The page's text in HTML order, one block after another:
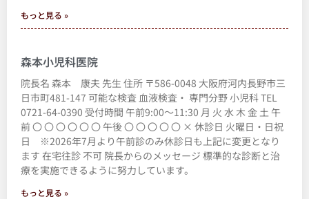
もっと見る »
森本小児科医院
院長名 森本 康夫 先生 住所 〒586-0048 大阪府河内長野市三
日市町481-147 可能な検査 血液検査・ 専門分野 小児科 TEL
0721-64-0390 受付時間 午前9:00～11:30 月 火 水 木 金 土 午
前 〇 〇 〇 〇 〇 〇 午後 〇 〇 〇 〇 〇 × 休診日 火曜日・日祝
日 ※2026年7月より午前診のみ休診日も上記に変更となり
ます 在宅往診 不可 院長からのメッセージ 標準的な診断と治
療を実施できるように努力しています。
もっと見る »